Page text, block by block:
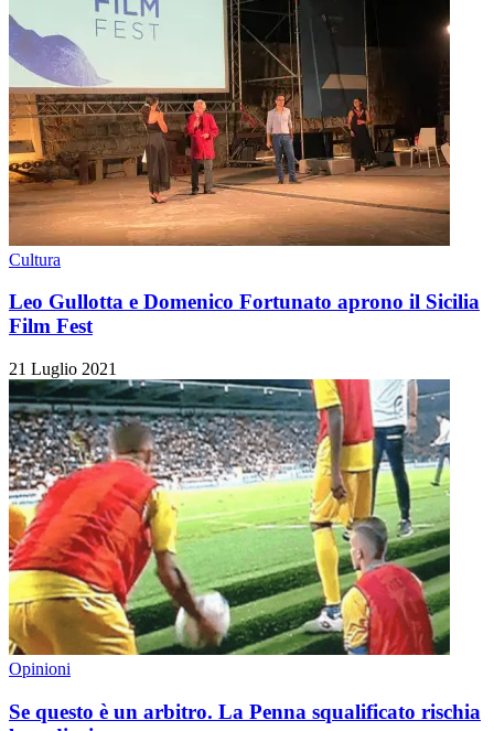
Cultura
Leo Gullotta e Domenico Fortunato aprono il Sicilia
Film Fest
21 Luglio 2021
Opinioni
Se questo è un arbitro. La Penna squalificato rischia